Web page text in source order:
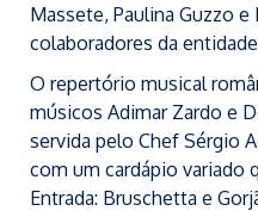
Massete, Paulina Guzzo
colaboradores da
O repertório musical
músicos Adimar Zardo e
servida pelo Chef Sérgio
com um cardápio variado
Entrada: Bruschetta e